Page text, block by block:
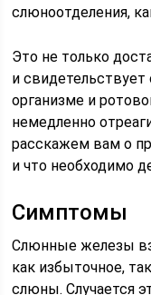
слюноотделения,
Это не только
и
организме и
немедленно
расскажем вам о
и что необходимо
Симптомы
Слюнные железы
как избыточное,
слюны. Случается